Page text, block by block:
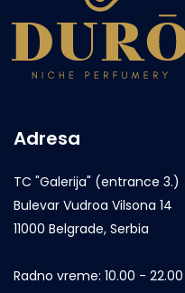
Adresa
TC "Galerija" (entrance 3.)
Bulevar Vudroa Vilsona 14
11000 Belgrade, Serbia
Radno vreme: 10.00 - 22.00